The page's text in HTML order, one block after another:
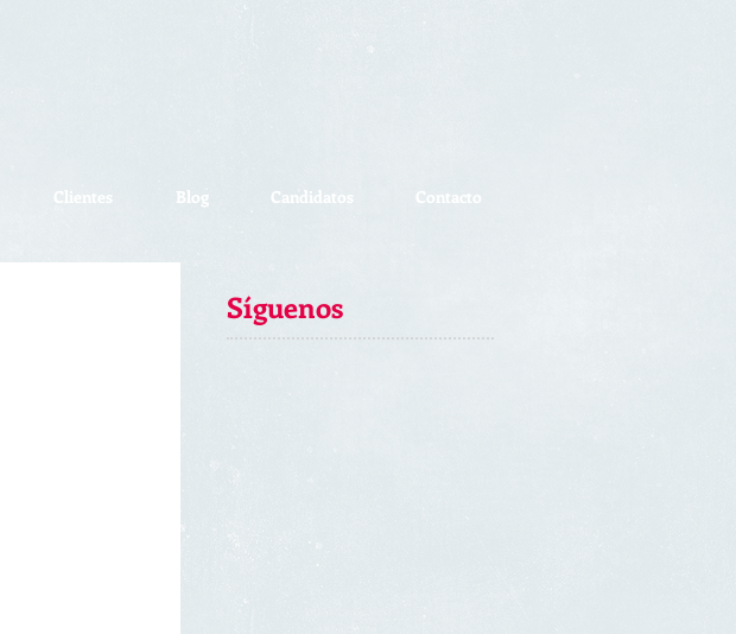
Clientes Blog Candidatos Contacto
Síguenos